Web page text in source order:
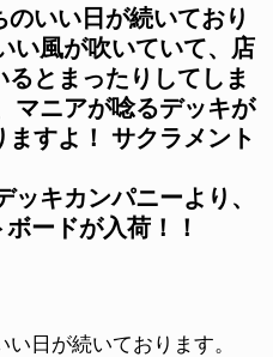
いい日が続いており
い風が吹いていて、店
とまったりしてしま
マニアが唸るデッキが
すよ！ サクラメント
キカンパニーより、
ードが入荷！！
日が続いております。